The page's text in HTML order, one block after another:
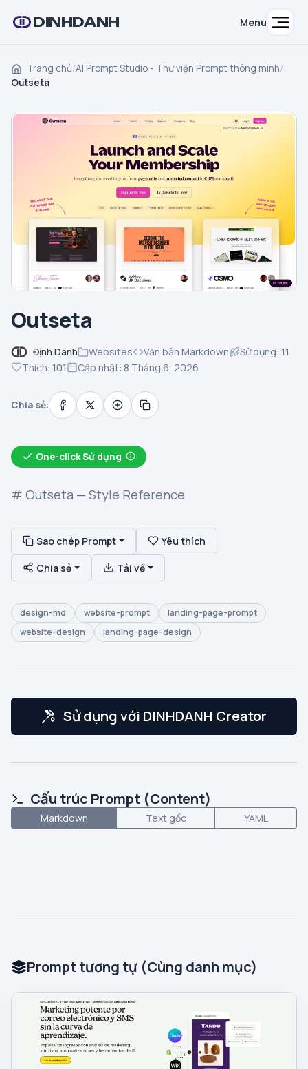
DINHDANH Menu
Trang chủ/AI Prompt Studio - Thư viện Prompt thông minh/
Outseta
Outseta
Định Danh Websites Văn bản Markdown Sử dụng: 11
Thích: 101 Cập nhật: 8 Tháng 6, 2026
Chia sẻ:
One-click Sử dụng
# Outseta — Style Reference
Sao chép Prompt Yêu thích
Chia sẻ Tải về
design-md website-prompt
landing-page-prompt
website-design
landing-page-design
Sử dụng với DINHDANH Creator
Cấu trúc Prompt (Content)
Markdown Text gốc YAML
Prompt tương tự (Cùng danh mục)